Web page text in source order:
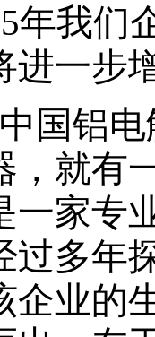
年我们
进一步
国铝
，就有
一家专
过多年
企业的